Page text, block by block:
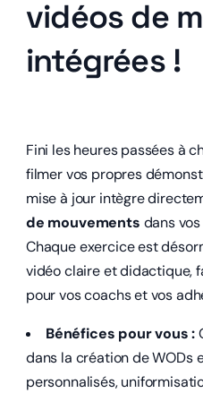
vidéos de
intégrées !
Fini les heures passées à
filmer vos propres
mise à jour intègre
de mouvements dans
Chaque exercice est
vidéo claire et didactique,
pour vos coachs et vos
Bénéfices pour vous :
dans la création de WODs
personnalisés,